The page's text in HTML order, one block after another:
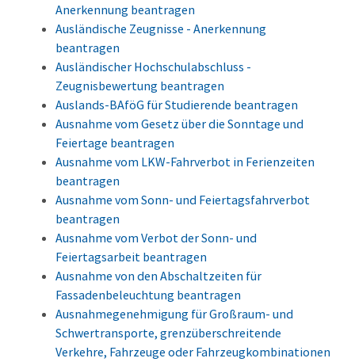
Anerkennung beantragen
Ausländische Zeugnisse - Anerkennung
beantragen
Ausländischer Hochschulabschluss -
Zeugnisbewertung beantragen
Auslands-BAföG für Studierende beantragen
Ausnahme vom Gesetz über die Sonntage und
Feiertage beantragen
Ausnahme vom LKW-Fahrverbot in Ferienzeiten
beantragen
Ausnahme vom Sonn- und Feiertagsfahrverbot
beantragen
Ausnahme vom Verbot der Sonn- und
Feiertagsarbeit beantragen
Ausnahme von den Abschaltzeiten für
Fassadenbeleuchtung beantragen
Ausnahmegenehmigung für Großraum- und
Schwertransporte, grenzüberschreitende
Verkehre, Fahrzeuge oder Fahrzeugkombinationen